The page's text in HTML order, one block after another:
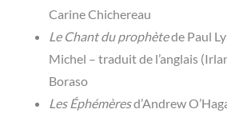
Carine Chichereau
Le Chant du prophètede Paul
Michel – traduit de l’anglais
Boraso
Les Éphémèresd’Andrew